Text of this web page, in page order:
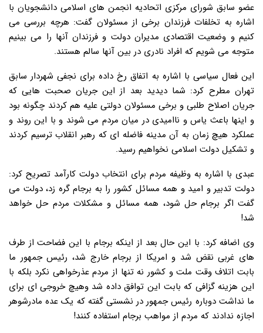
عضو سابق شورای مرکزی اتحادیه انجمن های اسلامی دانشجویان با
اشاره به تخلفات فرزندان برخی از مسئولان گفت: هرچه بررسی می
کنیم و وضعیت اقتصادی مدیران دولت و فرزندان آنها را می بینیم
متوجه می شویم که افراد نادری در بین آنها سالم هستند.
این فعال سیاسی با اشاره به اتفاق رخ داده برای نجفی شهردار سابق
تهران مطرح کرد: شما دیدید بعد از این جریان صحبت هایی که
جریان اصلاح طلبی و برخی مسئولان دولتی علیه هم کردند چگونه بود
و اینها باعث یاس و ناامیدی در میان مردم می شوند و با این روند و
عملکرد هیچ زمان به آن مدینه فاضله ای که رهبر انقلاب ترسیم کردند
و تشکیل دولت اسلامی نخواهیم رسید.
عبدی با اشاره به وظیفه مردم برای انتخاب دولت کارآمد تصریح کرد:
دولت تدبیر و امید و همه مسائل کشور را به برجام گره زد، دولت می
گفت اگر برجام حل شود، همه مسائل و مشکلات مردم حل خواهد
شد!
وی اضافه کرد: با این حال بعد از اینکه برجام با این فضاحت از طرف
های غربی نقض شد و امریکا از برجام خارج شد، رئیس جمهور ما
بابت اتلاف وقت ملت و کشور نه تنها از مردم عذرخواهی نکرد بلکه با
این هزینه گزافی که بابت این توافق داده شد وهیچ خروجی ای برای
ما نداشت دوباره رئیس جمهور در نشستی گفته که یک عده مادرشوهر
اجازه ندادند که مردم از مواهب برجام استفاده کنند!